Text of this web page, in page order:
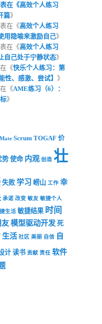
在《高效个人练习
篇》
在《高效个人练习
用隐喻来激励自己》
在《高效个人练习
自己处于宁静状态》
《快乐个人练习：第
性、感激、尝试】 》
《AME练习（6）：
》
Scrum TOGAF 价
势 使命 内观 创造 壮
失败 学习 崂山 工作 幸
承诺 改变 敏友 敏捷个人
生活 敏捷结果 时间
友模型驱动开发 死
生活 社区 美丽 自信
自
计 读书 贡献 责任 软件